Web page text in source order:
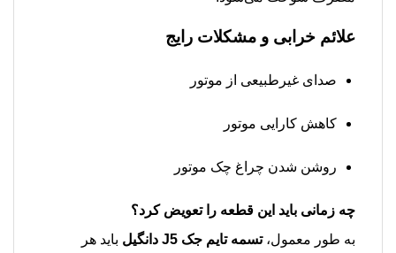
علائم خرابی و مشکلات رایج
صدای غیرطبیعی از موتور
کاهش کارایی موتور
روشن شدن چراغ چک موتور
چه زمانی باید این قطعه را تعویض کرد؟
به طور معمول،تسمه تایم جک J5 دانگیل
باید هر